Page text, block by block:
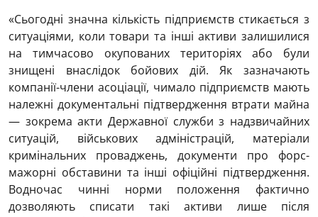
«Сьогодні значна кількість підприємств стикається з
ситуаціями, коли товари та інші активи залишилися
на тимчасово окупованих територіях або були
знищені внаслідок бойових дій. Як зазначають
компанії-члени асоціації, чимало підприємств мають
належні документальні підтвердження втрати майна
— зокрема акти Державної служби з надзвичайних
ситуацій, військових адміністрацій, матеріали
кримінальних проваджень, документи про форс-
мажорні обставини та інші офіційні підтвердження.
Водночас чинні норми положення фактично
дозволяють списати такі активи лише після